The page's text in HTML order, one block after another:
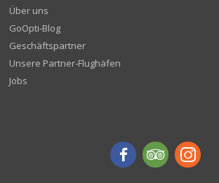
Über uns
GoOpti-Blog
Geschäftspartner
Unsere Partner-Flughäfen
Jobs